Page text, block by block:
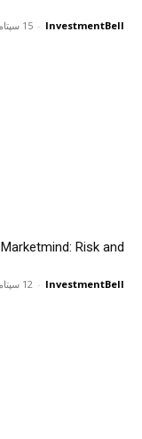
InvestmentBell
- 15 سپتامبر 2023
Marketmind: Risk and...
InvestmentBell
- 12 سپتامبر 2023